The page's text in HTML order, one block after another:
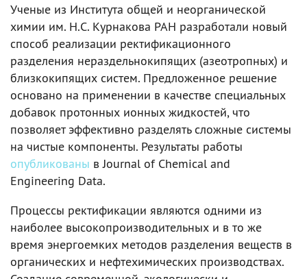
Ученые из Института общей и неорганической
химии им. Н.С. Курнакова РАН разработали новый
способ реализации ректификационного
разделения нераздельнокипящих (азеотропных) и
близкокипящих систем. Предложенное решение
основано на применении в качестве специальных
добавок протонных ионных жидкостей, что
позволяет эффективно разделять сложные системы
на чистые компоненты. Результаты работы
опубликованы в Journal of Chemical and
Engineering Data.
Процессы ректификации являются одними из
наиболее высокопроизводительных и в то же
время энергоемких методов разделения веществ в
органических и нефтехимических производствах.